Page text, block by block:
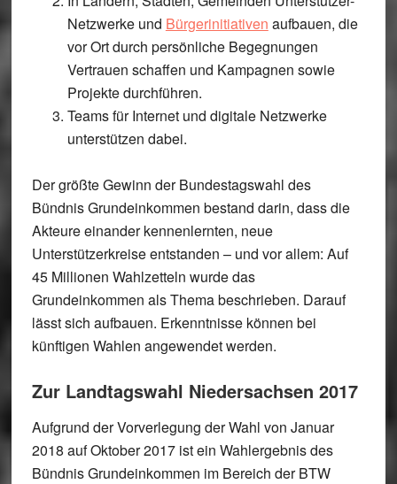
Netzwerke und Bürgerinitiativen aufbauen, die
vor Ort durch persönliche Begegnungen
Vertrauen schaffen und Kampagnen sowie
Projekte durchführen.
Teams für Internet und digitale Netzwerke
unterstützen dabei.
Der größte Gewinn der Bundestagswahl des
Bündnis Grundeinkommen bestand darin, dass die
Akteure einander kennenlernten, neue
Unterstützerkreise entstanden – und vor allem: Auf
45 Millionen Wahlzetteln wurde das
Grundeinkommen als Thema beschrieben. Darauf
lässt sich aufbauen. Erkenntnisse können bei
künftigen Wahlen angewendet werden.
Zur Landtagswahl Niedersachsen 2017
Aufgrund der Vorverlegung der Wahl von Januar
2018 auf Oktober 2017 ist ein Wahlergebnis des
Bündnis Grundeinkommen im Bereich der BTW